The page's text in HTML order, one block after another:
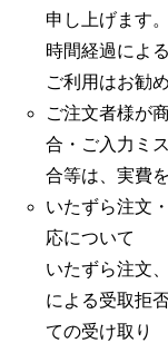
申し上げます。
時間経過によ
ご利用はお勧
ご注文者様が
合・ご入力ミ
合等は、実費
いたずら注文
応について
いたずら注文
による受取拒
ての受け取り